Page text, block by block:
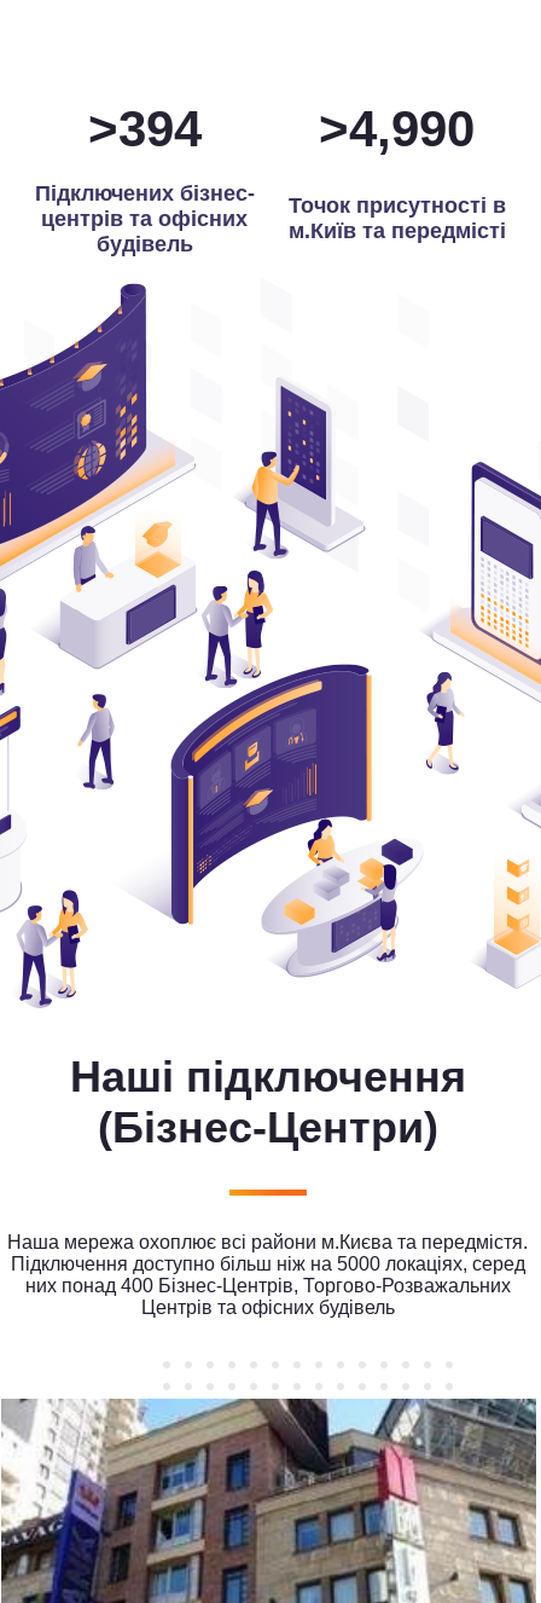
>398
Підключених бізнес-
центрів та офісних
будівель
>5,000
Точок присутності в
м.Київ та передмісті
Наші підключення
(Бізнес-Центри)
Наша мережа охоплює всі райони м.Києва та передмістя.
Підключення доступно більш ніж на 5000 локаціях, серед
них понад 400 Бізнес-Центрів, Торгово-Розважальних
Центрів та офісних будівель